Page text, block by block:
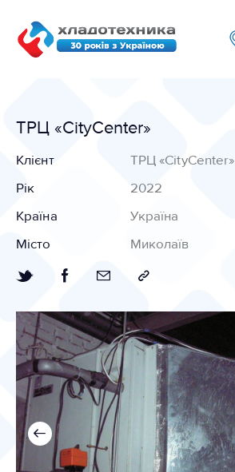
ТРЦ «CityCenter»
Клієнт
ТРЦ «CityCenter»
Рік
2022
Країна
Україна
Місто
Миколаїв